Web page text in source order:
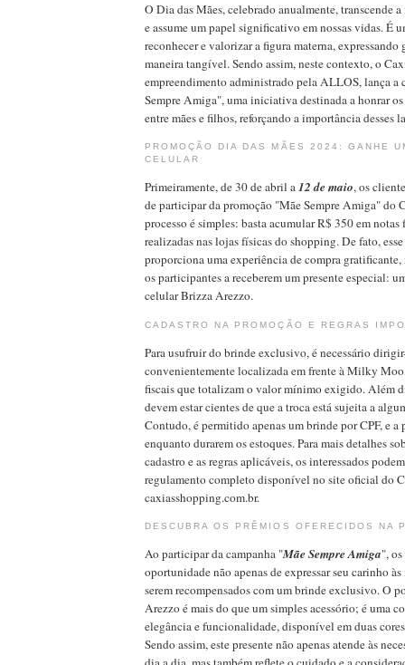
O Dia das Mães, celebrado anualmente, transcende
e assume um papel significativo em nossas vidas. É
reconhecer e valorizar a figura materna, expressando
maneira tangível. Sendo assim, neste contexto, o
empreendimento administrado pela ALLOS, lança a
Sempre Amiga", uma iniciativa destinada a honrar
entre mães e filhos, reforçando a importância desses
PROMOÇÃO DIA DAS MÃES 2024: GANHE
CELULAR
Primeiramente, de 30 de abril a12 de maio, os
de participar da promoção "Mãe Sempre Amiga" do
processo é simples: basta acumular R$ 350 em notas
realizadas nas lojas físicas do shopping. De fato,
proporciona uma experiência de compra
os participantes a receberem um presente especial:
celular Brizza Arezzo.
CADASTRO NA PROMOÇÃO E REGRAS
Para usufruir do brinde exclusivo, é necessário
convenientemente localizada em frente à Milky Moo,
fiscais que totalizam o valor mínimo exigido. Além
devem estar cientes de que a troca está sujeita a
Contudo, é permitido apenas um brinde por CPF, e a
enquanto durarem os estoques. Para mais detalhes
cadastro e as regras aplicáveis, os interessados
regulamento completo disponível no site oficial do
caxiasshopping.com.br.
DESCUBRA OS PRÊMIOS OFERECIDOS NA
Ao participar da campanha "Mãe Sempre Amiga",
oportunidade não apenas de expressar seu carinho às
serem recompensados com um brinde exclusivo. O
Arezzo é mais do que um simples acessório; é uma
elegância e funcionalidade, disponível em duas
Sendo assim, este presente não apenas atende às